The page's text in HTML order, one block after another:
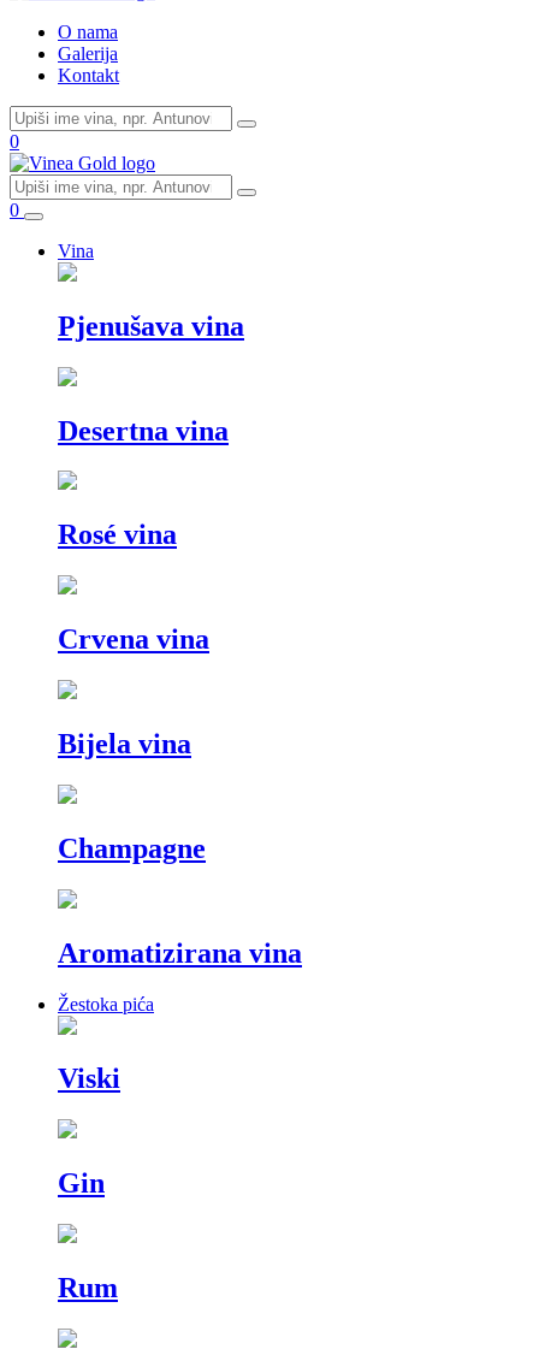
O nama
Galerija
Kontakt
0
0
Vina
Pjenušava vina
Desertna vina
Rosé vina
Crvena vina
Bijela vina
Champagne
Aromatizirana vina
Žestoka pića
Viski
Gin
Rum